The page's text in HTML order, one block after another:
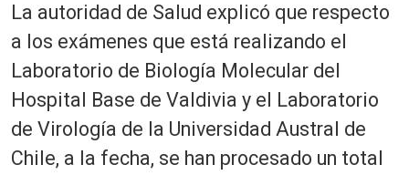
La autoridad de Salud explicó que respecto
a los exámenes que está realizando el
Laboratorio de Biología Molecular del
Hospital Base de Valdivia y el Laboratorio
de Virología de la Universidad Austral de
Chile, a la fecha, se han procesado un total